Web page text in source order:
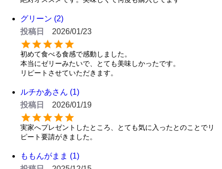
グリーン 2
投稿日
2026/01/23
初めて食べる食感で感動しました。
本当にゼリーみたいで、とても美味しかったです。
リピートさせていただきます。
ルチかあさん 1
投稿日
2026/01/19
実家へプレゼントしたところ、とても気に入ったとのことでリ
ピート要請がきました。
ももんがまま
1